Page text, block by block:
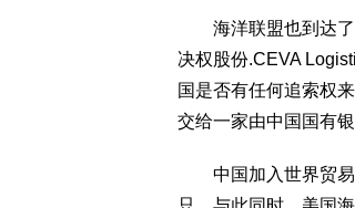
海洋联盟也到达了
决权股份.CEVA
国是否有任何追索权
交给一家由中国国有
中国加入世界贸易